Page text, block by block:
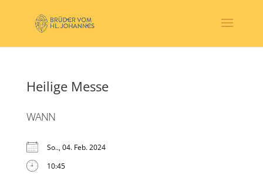
Heilige Messe
WANN
So.., 04. Feb. 2024
10:45